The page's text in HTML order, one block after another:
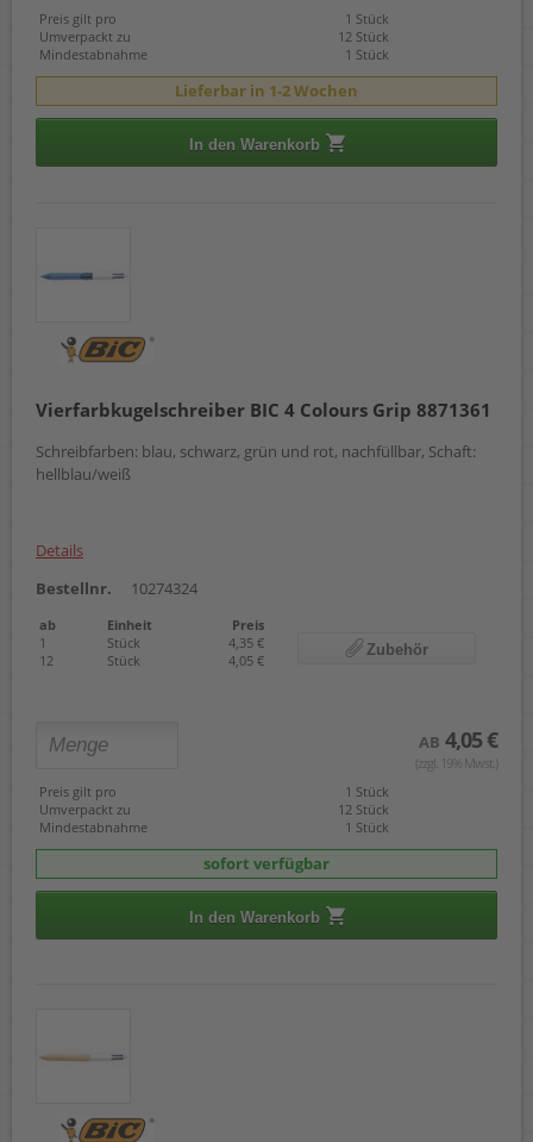
Preis gilt pro
1 Stück
Umverpackt zu
12 Stück
Mindestabnahme
1 Stück
Lieferbar in 1-2 Wochen
In den Warenkorb
Vierfarbkugelschreiber BIC 4 Colours Grip 8871361
Schreibfarben: blau, schwarz, grün und rot, nachfüllbar, Schaft:
hellblau/weiß
Details
Bestellnr.
10274324
ab Einheit
Preis
1
Stück
4,35 €
12
Stück 4,05 €
Zubehör
AB 4,05 €
(zzgl. 19% Mwst.)
Preis gilt pro
1 Stück
Umverpackt zu
12 Stück
Mindestabnahme
1 Stück
sofort verfügbar
In den Warenkorb